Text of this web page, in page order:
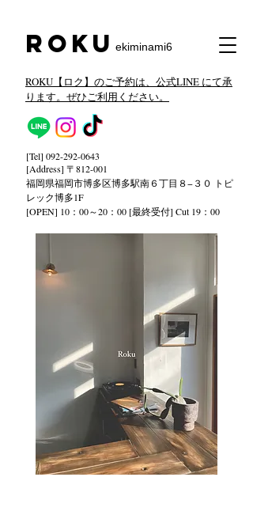
​Roku ekiminami6
[Tel] 092-292-0643
[Address] 〒812-001
福岡県福岡市博多区博多駅南６丁目８−３０ トピ
レック博多1F
[OPEN] 10：00～20：00 [最終受付] Cut 19：00
ROKU【ロク】のご予約は、公式LINE にて承
ります。ぜひご利用ください。